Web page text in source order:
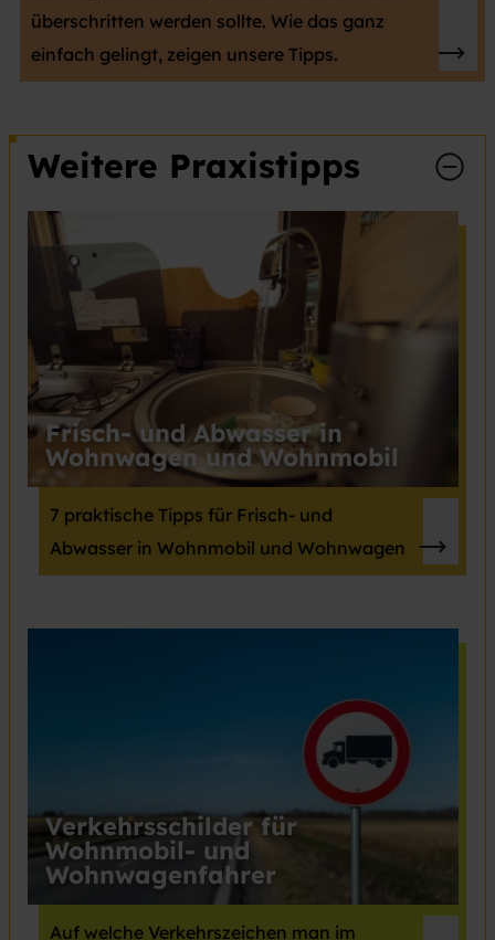
überschritten werden sollte. Wie das ganz
einfach gelingt, zeigen unsere Tipps.
Weitere Praxistipps
Frisch- und Abwasser in
Wohnwagen und Wohnmobil
7 praktische Tipps für Frisch- und
Abwasser in Wohnmobil und Wohnwagen
Verkehrsschilder für
Wohnmobil- und
Wohnwagenfahrer
Auf welche Verkehrszeichen man im